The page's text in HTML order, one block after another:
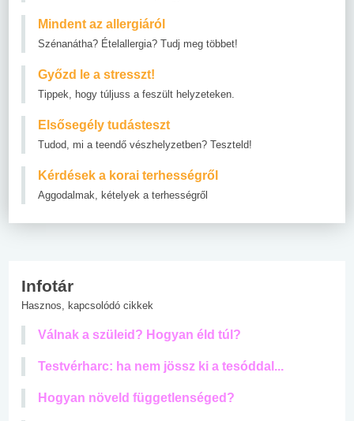
Mindent az allergiáról
Szénanátha? Ételallergia? Tudj meg többet!
Győzd le a stresszt!
Tippek, hogy túljuss a feszült helyzeteken.
Elsősegély tudásteszt
Tudod, mi a teendő vészhelyzetben? Teszteld!
Kérdések a korai terhességről
Aggodalmak, kételyek a terhességről
Infotár
Hasznos, kapcsolódó cikkek
Válnak a szüleid? Hogyan éld túl?
Testvérharc: ha nem jössz ki a tesóddal...
Hogyan növeld függetlenséged?